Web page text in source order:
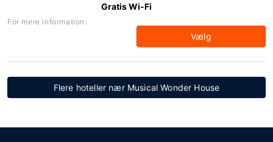
Gratis Wi-Fi
For mere information:
Vælg
Flere hoteller nær Musical Wonder House